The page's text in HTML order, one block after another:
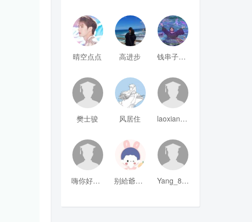
晴空点点 高进步 钱串子123
樊士骏 风居住 laoxianrou
嗨你好8mm 别給爺装纯 Yang_811